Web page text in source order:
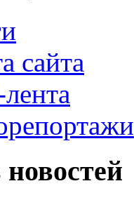
сайта